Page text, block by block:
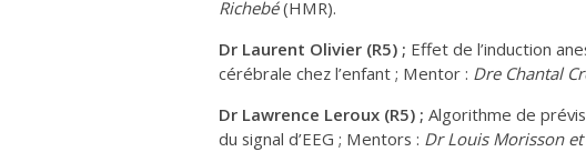
Richebé(HMR).
Dr Laurent Olivier (R5) ; Effet de l’induction
cérébrale chez l’enfant ; Mentor : Dre Chantal
Dr Lawrence Leroux (R5) ; Algorithme de
du signal d’EEG ; Mentors : DrLouis Morisson